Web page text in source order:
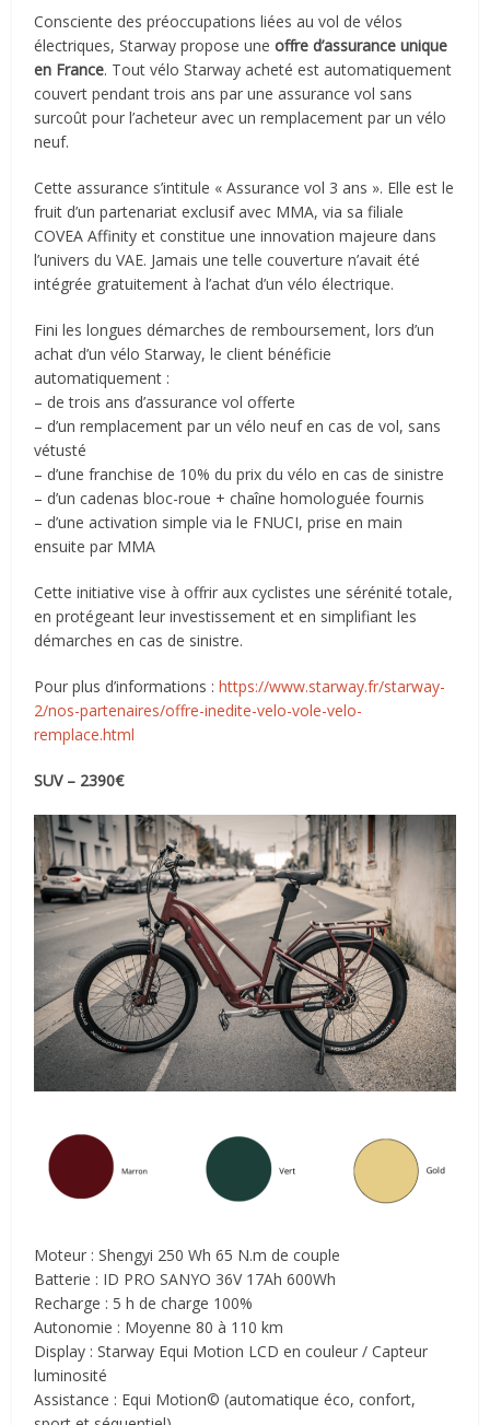
Consciente des préoccupations liées au vol de vélos
électriques, Starway propose uneoffre d’assurance unique
en France. Tout vélo Starway acheté est automatiquement
couvert pendant trois ans par une assurance vol sans
surcoût pour l’acheteur avec un remplacement par un vélo
neuf.
Cette assurance s’intitule « Assurance vol 3 ans ». Elle est le
fruit d’un partenariat exclusif avec MMA, via sa filiale
COVEA Affinity et constitue une innovation majeure dans
l’univers du VAE. Jamais une telle couverture n’avait été
intégrée gratuitement à l’achat d’un vélo électrique.
Fini les longues démarches de remboursement, lors d’un
achat d’un vélo Starway, le client bénéficie
automatiquement :
– de trois ans d’assurance vol offerte
– d’un remplacement par un vélo neuf en cas de vol, sans
vétusté
– d’une franchise de 10% du prix du vélo en cas de sinistre
– d’un cadenas bloc-roue + chaîne homologuée fournis
– d’une activation simple via le FNUCI, prise en main
ensuite par MMA
Cette initiative vise à offrir aux cyclistes une sérénité totale,
en protégeant leur investissement et en simplifiant les
démarches en cas de sinistre.
Pour plus d’informations :https://www.starway.fr/starway-
2/nos-partenaires/offre-inedite-velo-vole-velo-
remplace.html
SUV – 2390€
Moteur : Shengyi 250 Wh 65 N.m de couple
Batterie : ID PRO SANYO 36V 17Ah 600Wh
Recharge : 5 h de charge 100%
Autonomie : Moyenne 80 à 110 km
Display : Starway Equi Motion LCD en couleur / Capteur
luminosité
Assistance : Equi Motion© (automatique éco, confort,